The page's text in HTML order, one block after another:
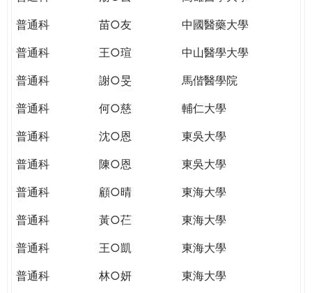
普通科
苗○友
中國醫藥大學
普通科
王○瑄
中山醫學大學
普通科
謝○旻
馬偕醫學院
普通科
何○慈
輔仁大學
普通科
沈○恩
東吳大學
普通科
陳○恩
東吳大學
普通科
顧○晴
東海大學
普通科
黃○芢
東海大學
普通科
王○凱
東海大學
普通科
林○妍
東海大學